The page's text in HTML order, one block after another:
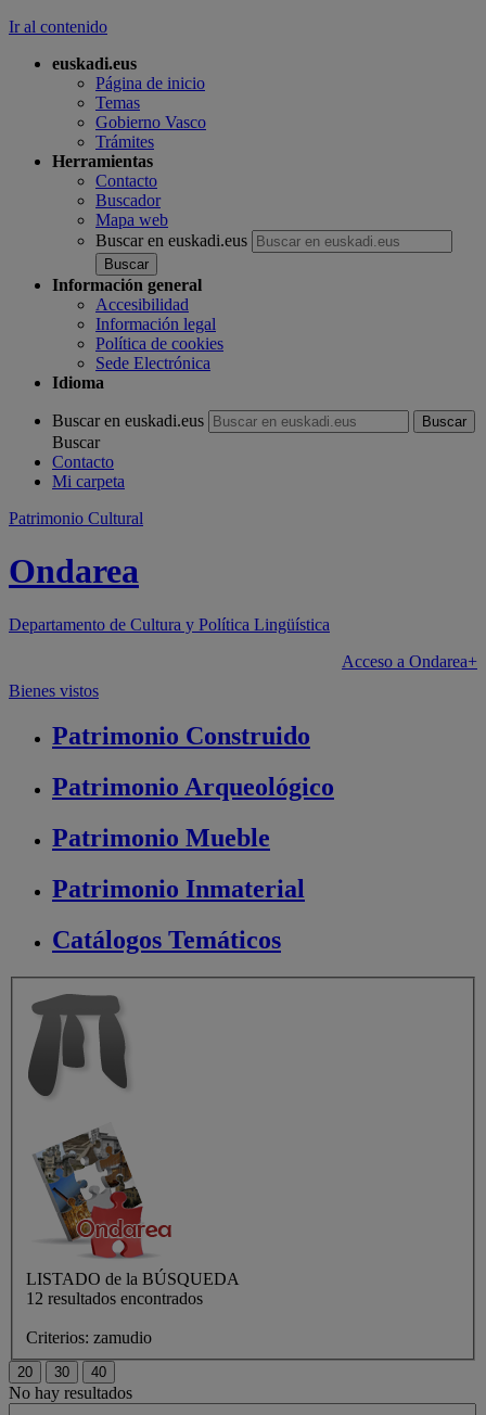
Ir al contenido
euskadi.eus
Página de inicio
Temas
Gobierno Vasco
Trámites
Herramientas
Contacto
Buscador
Mapa web
Buscar en euskadi.eus
Información general
Accesibilidad
Información legal
Política de cookies
Sede Electrónica
Idioma
Buscar en euskadi.eus
Buscar
Contacto
Mi carpeta
Patrimonio Cultural
Ondarea
Departamento de Cultura y Política Lingüística
Acceso a Ondarea+
Bienes vistos
Patrimonio Construido
Patrimonio Arqueológico
Patrimonio Mueble
Patrimonio Inmaterial
Catálogos Temáticos
LISTADO de la BÚSQUEDA
12 resultados encontrados
Criterios: zamudio
No hay resultados